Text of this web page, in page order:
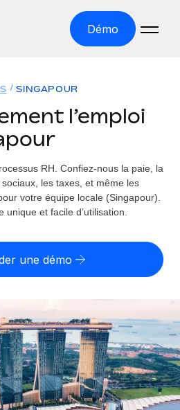
Démo
et en toute conformité
freelances partout dans le monde
complexes liées à l’emploi
sur l’emploi à l’international,
Unis (par État)
à travers les différents États des
par rapport aux autres
requalification de contrat par pays
des employés dans n’importe quel
des freelances
disponibles et les vitesses de
internationaux
SINGAPOUR
l’emploi
RH. Confiez-nous la paie, la
les taxes, et même les
votre équipe locale (Singapour).
et facile d’utilisation.
une démo